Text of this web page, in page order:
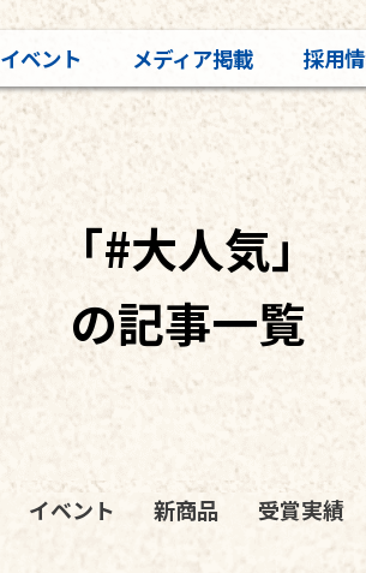
イベント メディア掲載 採用
「#大人気」
の記事一覧
イベント 新商品 受賞実績